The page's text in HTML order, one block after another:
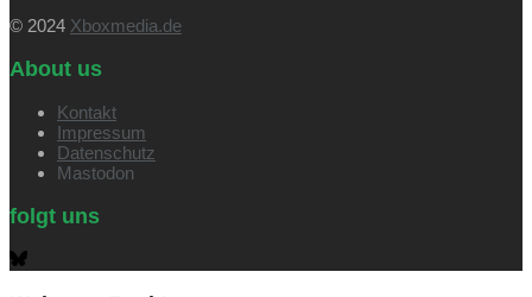
© 2024 Xboxmedia.de
About us
Kontakt
Impressum
Datenschutz
Mastodon
folgt uns